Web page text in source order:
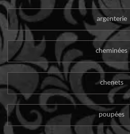
argenterie
cheminées
chenets
poupées